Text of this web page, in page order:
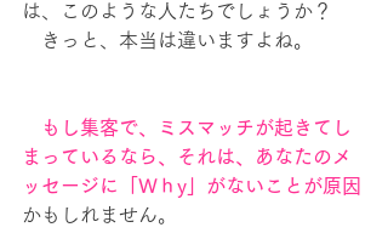
は、このような人たちでしょうか？
きっと、本当は違いますよね。
もし集客で、ミスマッチが起きてし
まっているなら、それは、あなたのメ
ッセージに「Ｗｈy」がないことが原因
かもしれません。